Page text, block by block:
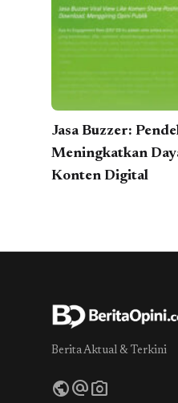
Jasa Buzzer:
Meningkatkan
Konten Digital
Berita Aktual & Terkini
publicalternate_emailphoto_camera